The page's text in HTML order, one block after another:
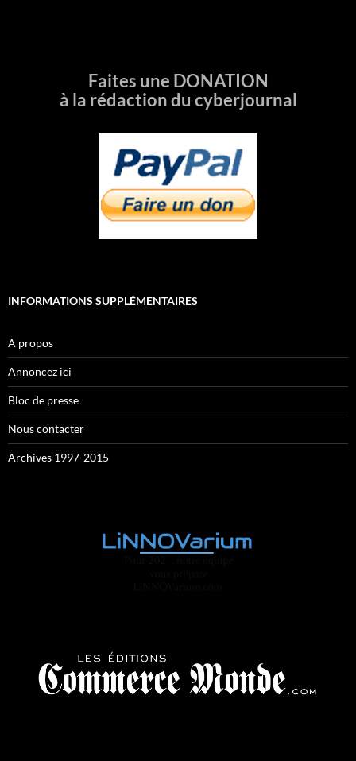
Faites une DONATION
à la rédaction du cyberjournal
INFORMATIONS SUPPLÉMENTAIRES
A propos
Annoncez ici
Bloc de presse
Nous contacter
Archives 1997-2015